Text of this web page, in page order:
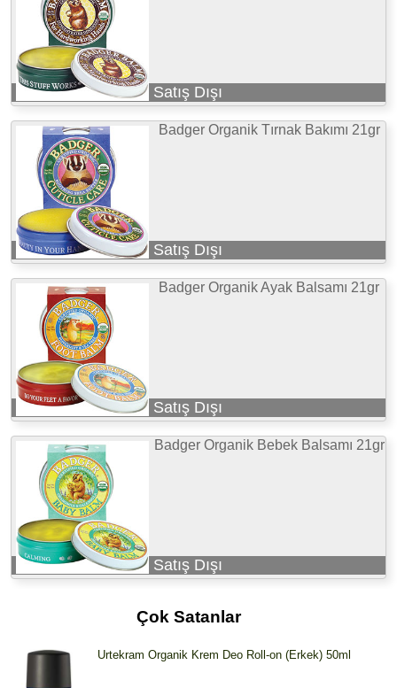
Satış Dışı
Badger Organik Tırnak Bakımı 21gr
Satış Dışı
Badger Organik Ayak Balsamı 21gr
Satış Dışı
Badger Organik Bebek Balsamı 21gr
Satış Dışı
Çok Satanlar
Urtekram Organik Krem Deo Roll-on (Erkek) 50ml